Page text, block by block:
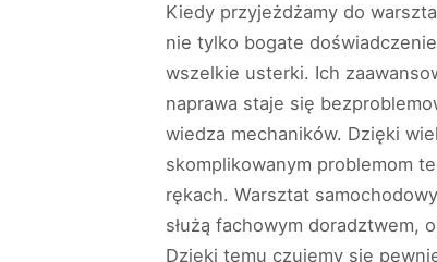
Kiedy przyjeżdżamy do
nie tylko bogate
wszelkie usterki. Ich
naprawa staje się
wiedza mechaników. Dzięki
skomplikowanym problemom
rękach. Warsztat
służą fachowym doradztwem,
Dzięki temu czujemy się